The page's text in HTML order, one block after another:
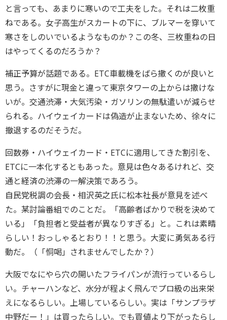
と言っても、あまりに寒いので工夫をした。それは二枚重
ねである。女子高生がスカートの下に、ブルマーを穿いて
寒さをしのいでいるようなものか？この冬、三枚重ねの日
はやってくるのだろうか？
補正予算が話題である。ETC車載機をばら撒くのが良いと
思う。さすがに現金と違って東京タワーの上からは撒けな
いが。交通渋滞・大気汚染・ガソリンの無駄遣いが減らせ
られる。ハイウェイカードは偽造が止まないため、徐々に
撤退するのだそうだ。
回数券・ハイウェイカード・ETCに適用してきた割引を、
ETCに一本化するともあった。意見は色々あるけれど、交
通と経済の渋滞の一解決策であろう。
自民党税調の会長・相沢英之氏に松本社長が意見を述べ
た。某討論番組でのことだ。「高齢者ばかりで税を決めて
いる」「負担者と受益者が異なりすぎる」と。これは素晴
らしい！おっしゃるとおり！！と思う。大変に勇気ある行
動だ。（「恫喝」されませんでしたか？）
大阪でなにやら穴の開いたフライパンが流行っているらし
い。チャーハンなど、水分が程よく飛んでプロ級の出来栄
えになるらしい。上場しているらしい。実は「サンプラザ
中野だー！」は買ったらしい。でも買値より下がったらし